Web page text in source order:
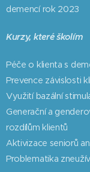
demencí rok 2023
Kurzy, které školím
Péče o klienta s
Prevence závislosti
Využití bazální
Generační a
rozdílům klientů
Aktivizace seniorů
Problematika